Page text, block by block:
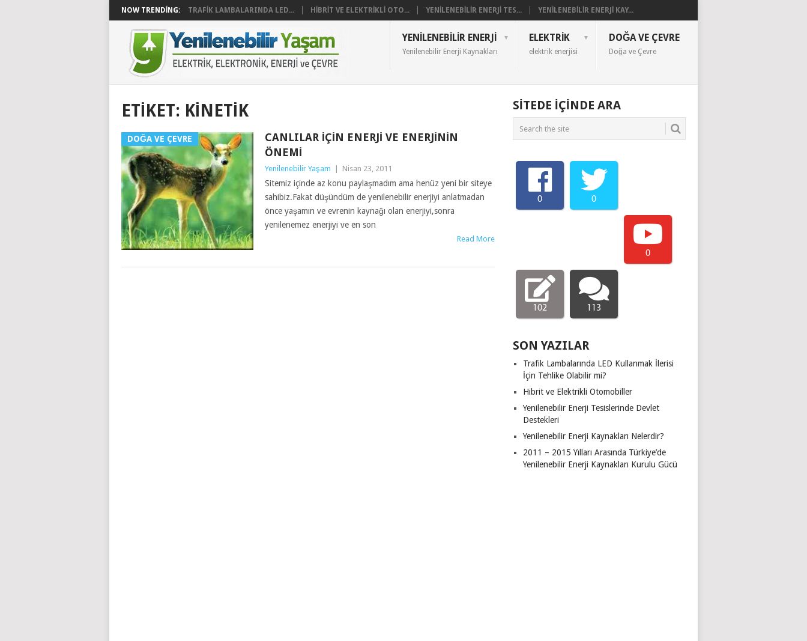
NOW TRENDING: TRAFIK LAMBALARINDA LED... HIBRIT VE ELEKTRIKLI OTO... YENILENEBILIR ENERJI TES... YENILENEBILIR ENERJI KAY...
YENILENEBILIR ENERJI
Yenilenebilir Enerji Kaynakları
ELEKTRIK
elektrik enerjisi
DOĞA VE ÇEVRE
Doğa ve Çevre
ETIKET: KINETIK
DOĞA VE ÇEVRE
CANLILAR İÇIN ENERJI VE ENERJININ
ÖNEMI
Yenilenebilir Yaşam Nisan 23, 2011
Sitemiz içinde az konu paylaşmadım ama henüz yeni bir siteye
sahibiz.Fakat düşündüm de yenilenebilir enerjiyi anlatmadan
önce yaşamın ve evrenin kaynağı olan enerjiyi,sonra
yenilenemez enerjiyi ve en son
Read More
SITEDE IÇINDE ARA
0 0
0
102 113
SON YAZILAR
Trafik Lambalarında LED Kullanmak İlerisi
İçin Tehlike Olabilir mi?
Hibrit ve Elektrikli Otomobiller
Yenilenebilir Enerji Tesislerinde Devlet
Destekleri
Yenilenebilir Enerji Kaynakları Nelerdir?
2011 – 2015 Yılları Arasında Türkiye’de
Yenilenebilir Enerji Kaynakları Kurulu Gücü